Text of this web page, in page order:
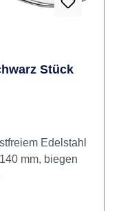
Stück
Edelstahl
mm, biegen